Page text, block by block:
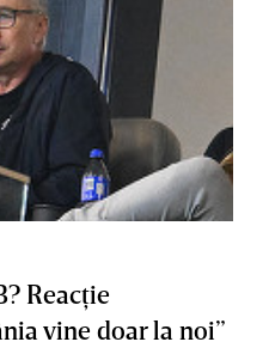
Reacţie
vine doar la noi”